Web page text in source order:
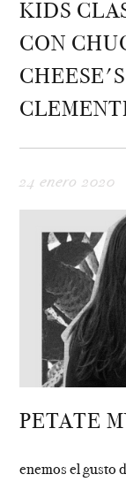
KIDS
CON
24 enero 2020
PETATE
enemos el gusto